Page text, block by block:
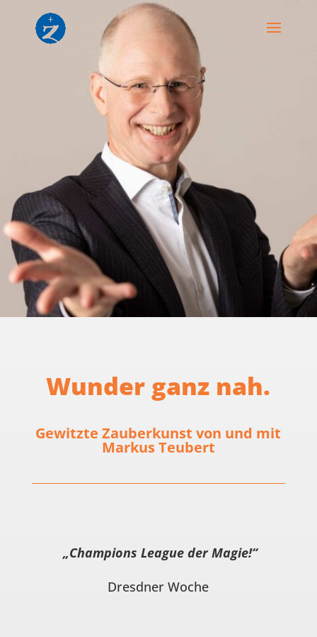
Wunder ganz nah.
Gewitzte Zauberkunst von und mit
Markus Teubert
„Champions League der Magie!“
Dresdner Woche